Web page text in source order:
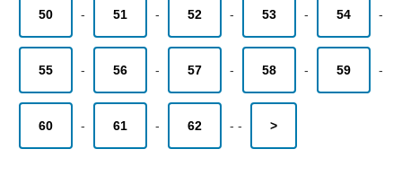
50 - 51 - 52 - 53 - 54 -
55 - 56 - 57 - 58 - 59 -
60 - 61 - 62 - - >